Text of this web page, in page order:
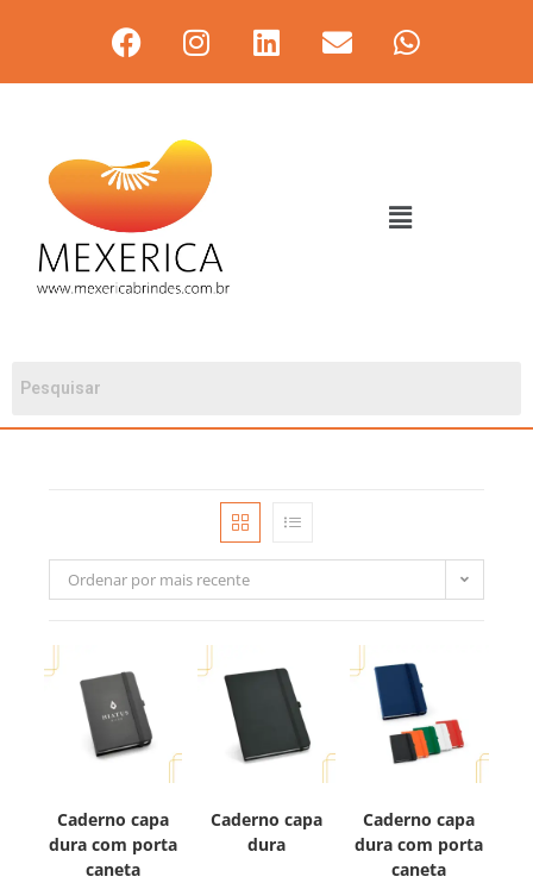
Ordenar por mais recente
Caderno capa
dura com porta
caneta
Caderno capa
dura
Caderno capa
dura com porta
caneta